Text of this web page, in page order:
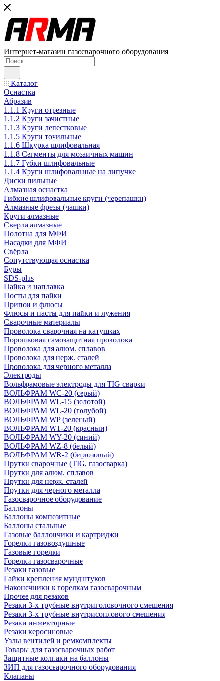
Интернет-магазин газосварочного оборудования
Каталог
Оснастка
Абразив
1.1.1 Круги отрезные
1.1.2 Круги зачистные
1.1.3 Круги лепестковые
1.1.5 Круги точильные
1.1.6 Шкурка шлифовальная
1.1.8 Сегменты для мозаичных машин
1.1.7 Губки шлифовальные
1.1.4 Круги шлифовальные на липучке
Диски пильные
Алмазная оснастка
Гибкие шлифовальные круги (черепашки)
Алмазные фрезы (чашки)
Круги алмазные
Сверла алмазные
Полотна для МФИ
Насадки для МФИ
Свёрла
Сопутствующая оснастка
Буры
SDS-plus
Пайка и наплавка
Посты для пайки
Припои и флюсы
Флюсы и пасты для пайки и лужения
Сварочные материалы
Проволока сварочная на катушках
Порошковая самозащитная проволока
Проволока для алюм. сплавов
Проволока для нерж. сталей
Проволока для черного металла
Электроды
Вольфрамовые электроды для TIG сварки
ВОЛЬФРАМ WC-20 (серый)
ВОЛЬФРАМ WL-15 (золотой)
ВОЛЬФРАМ WL-20 (голубой)
ВОЛЬФРАМ WP (зеленый)
ВОЛЬФРАМ WT-20 (красный)
ВОЛЬФРАМ WY-20 (синий)
ВОЛЬФРАМ WZ-8 (белый)
ВОЛЬФРАМ WR-2 (бирюзовый)
Прутки сварочные (TIG, газосварка)
Прутки для алюм. сплавов
Прутки для нерж. сталей
Прутки для черного металла
Газосварочное оборудование
Баллоны
Баллоны композитные
Баллоны стальные
Газовые баллончики и картриджи
Горелки газовоздушные
Газовые горелки
Горелки газосварочные
Резаки газовые
Гайки крепления мундштуков
Наконечники к горелкам газосварочным
Прочее для резаков
Резаки 3-х трубные внутриголовочного смешения
Резаки 3-х трубные внутрисоплового смешения
Резаки инжекторные
Резаки керосиновые
Узлы вентилей и ремкомплекты
Товары для газосварочных работ
Защитные колпаки на баллоны
ЗИП для газосварочного оборудования
Клапаны